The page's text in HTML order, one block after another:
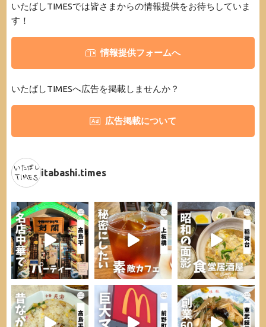
いたばしTIMESでは皆さまからの情報提供をお待ちしていま
す！
情報提供フォームへ
いたばしTIMESへ広告を掲載しませんか？
広告掲載について
itabashi.times